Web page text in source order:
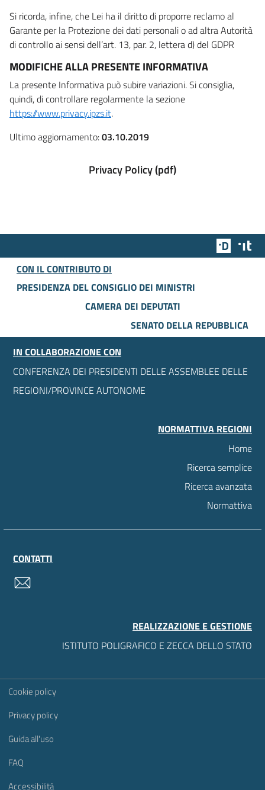
Si ricorda, infine, che Lei ha il diritto di proporre reclamo al
Garante per la Protezione dei dati personali o ad altra Autorità
di controllo ai sensi dell’art. 13, par. 2, lettera d) del GDPR
MODIFICHE ALLA PRESENTE INFORMATIVA
La presente Informativa può subire variazioni. Si consiglia,
quindi, di controllare regolarmente la sezione
https://www.privacy.ipzs.it.
Ultimo aggiornamento:03.10.2019
Privacy Policy (pdf)
Team
CON IL CONTRIBUTO DI
PRESIDENZA DEL CONSIGLIO DEI MINISTRI
CAMERA DEI DEPUTATI
SENATO DELLA REPUBBLICA
IN COLLABORAZIONE CON
CONFERENZA DEI PRESIDENTI DELLE ASSEMBLEE DELLE
REGIONI/PROVINCE AUTONOME
NORMATTIVA REGIONI
Home
Ricerca semplice
Ricerca avanzata
Normattiva
CONTATTI
REALIZZAZIONE E GESTIONE
ISTITUTO POLIGRAFICO E ZECCA DELLO STATO
Sezione Link Utili
Cookie policy
Privacy policy
Guida all'uso
FAQ
Accessibilità